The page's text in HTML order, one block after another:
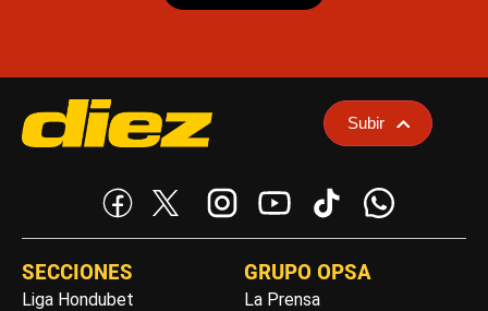
Subir
SECCIONES
Liga Hondubet
GRUPO OPSA
La Prensa